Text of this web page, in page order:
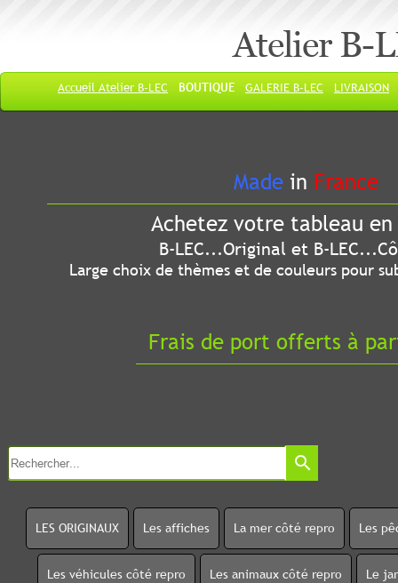
Atelier B-
Accueil Atelier B-LEC BOUTIQUE GALERIE B-LEC LIVRAISON
Made in France
Achetez votre tableau
B-LEC...Original et B-
Large choix de thèmes et de couleurs pour
Frais de port offerts à
search
LES ORIGINAUX Les affiches La mer côté repro Les
Les véhicules côté repro Les animaux côté repro Le